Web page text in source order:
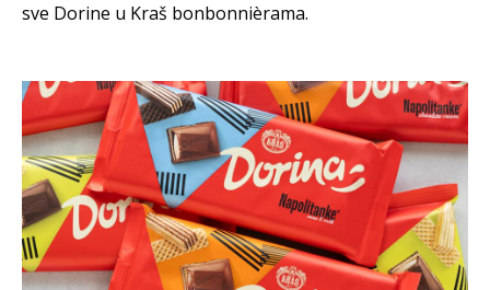
sve Dorine u Kraš bonbonnièrama.